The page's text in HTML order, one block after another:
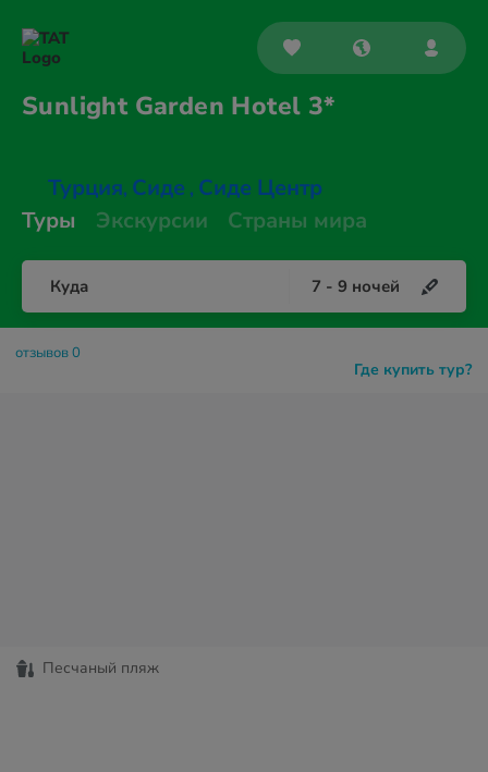
Sunlight Garden Hotel 3*
Турция, Сиде , Сиде Центр
Туры
Экскурсии Страны мира
Куда 7 - 9 ночей
Где купить тур?
отзывов 0
Песчаный пляж